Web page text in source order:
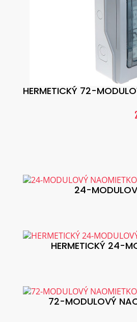
HERMETICKÝ 72-
24-
HERMETICKÝ 24-
72-MODULOVÝ